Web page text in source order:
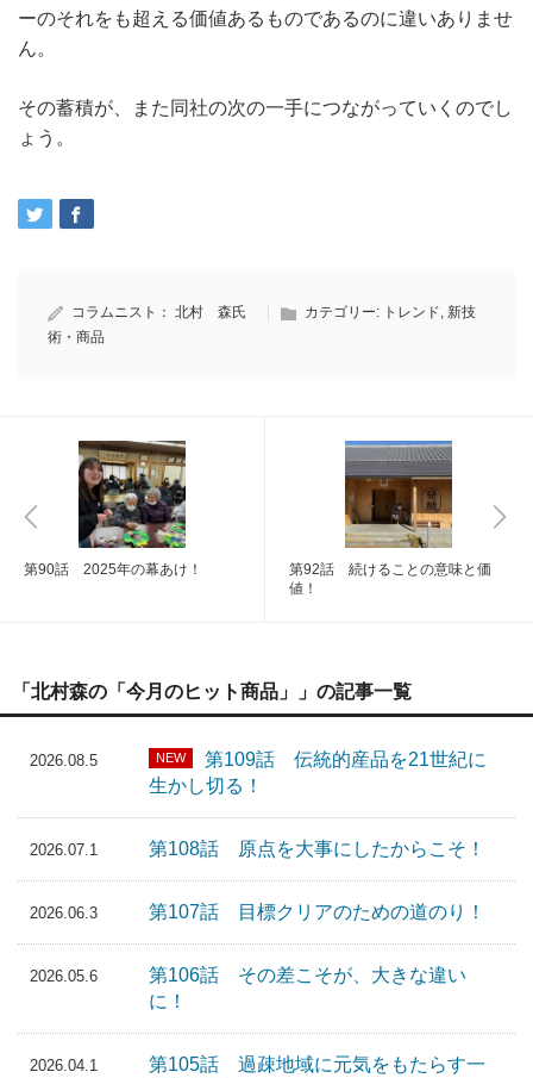
ーのそれをも超える価値あるものであるのに違いありませ
ん。
その蓄積が、また同社の次の一手につながっていくのでし
ょう。
コラムニスト： 北村 森氏 カテゴリー: トレンド 新技
術・商品
第90話 2025年の幕あけ！
第92話 続けることの意味と価
値！
「北村森の「今月のヒット商品」」の記事一覧
2026.08.5 NEW
第109話 伝統的産品を21世紀に
生かし切る！
2026.07.1 第108話 原点を大事にしたからこそ！
2026.06.3 第107話 目標クリアのための道のり！
2026.05.6
第106話 その差こそが、大きな違い
に！
2026.04.1
第105話 過疎地域に元気をもたらす一